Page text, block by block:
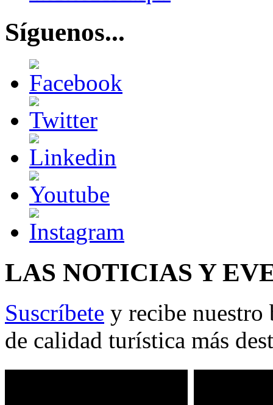
Síguenos...
LAS NOTICIAS Y
Suscríbete y recibe nuestro
de calidad turística más